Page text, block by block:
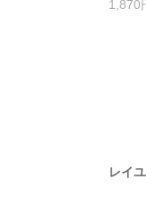
1,870
レイ